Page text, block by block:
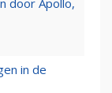
in de